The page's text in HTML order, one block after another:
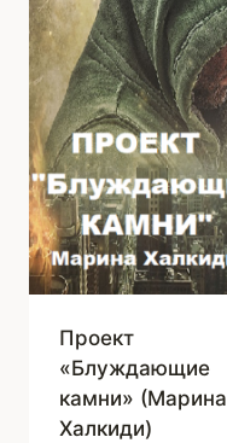
Проект
«Блуждающие
камни» (Марина
Халкиди)